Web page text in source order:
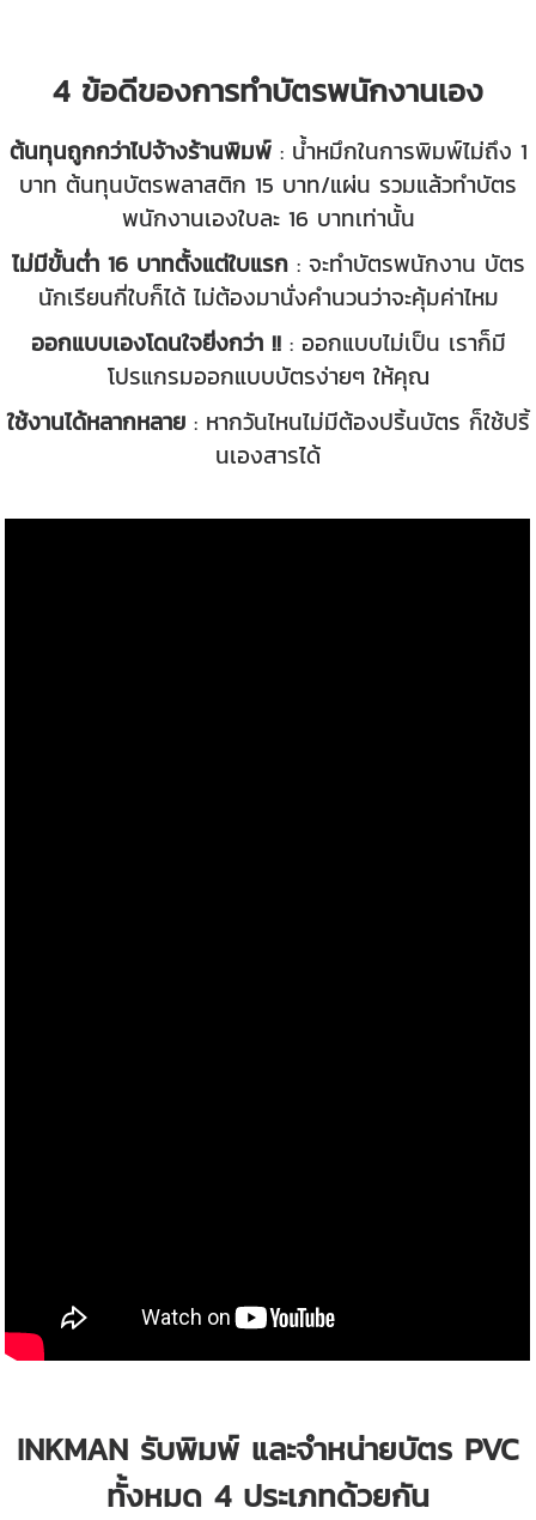
4 ข้อดีของการทำบัตรพนักงานเอง
ต้นทุนถูกกว่าไปจ้างร้านพิมพ์: น้ำหมึกในการพิมพ์ไม่ถึง 1
บาท ต้นทุนบัตรพลาสติก 15 บาท/แผ่น รวมแล้วทำบัตร
พนักงานเองใบละ 16 บาทเท่านั้น
ไม่มีขั้นต่ำ 16 บาทตั้งแต่ใบแรก: จะทำบัตรพนักงาน บัตร
นักเรียนกี่ใบก็ได้ ไม่ต้องมานั่งคำนวนว่าจะคุ้มค่าไหม
ออกแบบเองโดนใจยิ่งกว่า !!: ออกแบบไม่เป็น เราก็มี
โปรแกรมออกแบบบัตรง่ายๆ ให้คุณ
ใช้งานได้หลากหลาย: หากวันไหนไม่มีต้องปริ้นบัตร ก็ใช้ปริ้
นเองสารได้
INKMAN รับพิมพ์ และจำหน่ายบัตร PVC
ทั้งหมด 4 ประเภทด้วยกัน